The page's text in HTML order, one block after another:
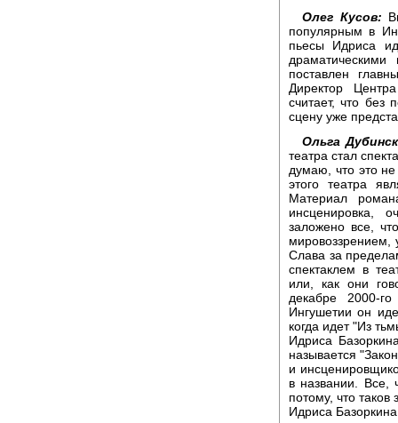
Олег Кусов:
популярным в
пьесы Идриса
поставлен
Директор
считает, что без
сцену уже
Ольга
театра стал
думаю, что это
этого театра
Материал
инсценировка,
заложено все,
мировоззрением,
Слава за
спектаклем в
или, как они
декабре 2000-
Ингушетии он
когда идет "Из
Идриса
называется
и
в названии. Все,
потому, что
Идриса